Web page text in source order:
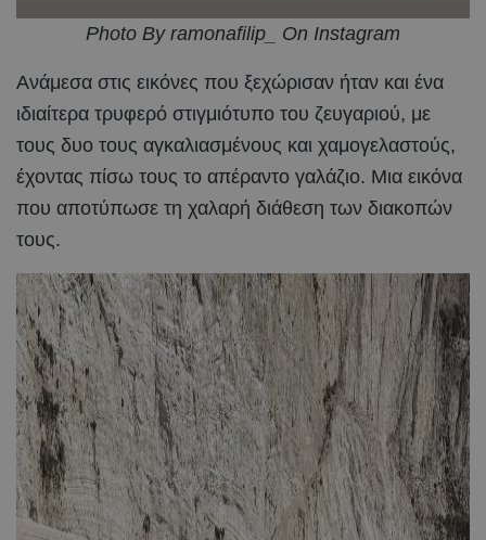
Photo By ramonafilip_ On Instagram
Ανάμεσα στις εικόνες που ξεχώρισαν ήταν και ένα
ιδιαίτερα τρυφερό στιγμιότυπο του ζευγαριού, με
τους δυο τους αγκαλιασμένους και χαμογελαστούς,
έχοντας πίσω τους το απέραντο γαλάζιο. Μια εικόνα
που αποτύπωσε τη χαλαρή διάθεση των διακοπών
τους.